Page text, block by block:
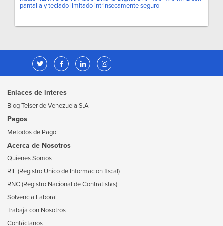
pantalla y teclado limitado intrinsecamente seguro
Enlaces de interes
Blog Telser de Venezuela S.A
Pagos
Metodos de Pago
Acerca de Nosotros
Quienes Somos
RIF (Registro Unico de Informacion fiscal)
RNC (Registro Nacional de Contratistas)
Solvencia Laboral
Trabaja con Nosotros
Contáctanos